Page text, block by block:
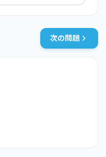
次の問題